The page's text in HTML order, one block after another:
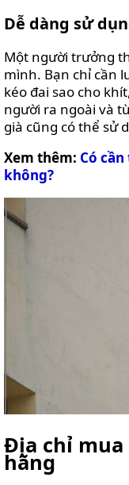
Dễ dàng sử
Một người trưởng
mình. Bạn chỉ cần
kéo đai sao cho
người ra ngoài và
già cũng có thể sử
Xem thêm: Có
không?
Địa chỉ
hãng